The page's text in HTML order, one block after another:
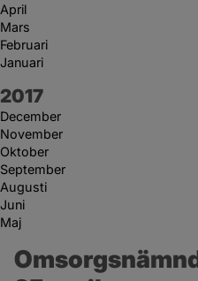
April
Mars
Februari
Januari
År:
2017
December
November
Oktober
September
Augusti
Juni
Maj